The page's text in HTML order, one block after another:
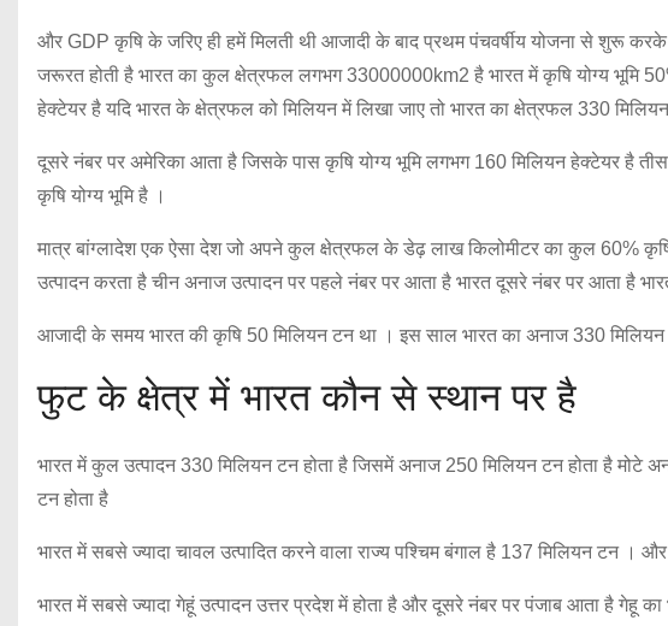
और GDP कृषि के जरिए ही हमें मिलती थी आजादी के बाद प्रथम पंचवर्षीय योजना से शुरू
जरूरत होती है भारत का कुल क्षेत्रफल लगभग 33000000km2 है भारत में कृषि योग्य भूमि
हेक्टेयर है यदि भारत के क्षेत्रफल को मिलियन में लिखा जाए तो भारत का क्षेत्रफल 330
दूसरे नंबर पर अमेरिका आता है जिसके पास कृषि योग्य भूमि लगभग 160 मिलियन हेक्टेयर है
कृषि योग्य भूमि है ।
मात्र बांग्लादेश एक ऐसा देश जो अपने कुल क्षेत्रफल के डेढ़ लाख किलोमीटर का कुल 60% कृषि
उत्पादन करता है चीन अनाज उत्पादन पर पहले नंबर पर आता है भारत दूसरे नंबर पर आता है
आजादी के समय भारत की कृषि 50 मिलियन टन था । इस साल भारत का अनाज 330
फुट के क्षेत्र में भारत कौन से स्थान पर है
भारत में कुल उत्पादन 330 मिलियन टन होता है जिसमें अनाज 250 मिलियन टन होता है मोटे
टन होता है
भारत में सबसे ज्यादा चावल उत्पादित करने वाला राज्य पश्चिम बंगाल है 137 मिलियन टन
भारत में सबसे ज्यादा गेहूं उत्पादन उत्तर प्रदेश में होता है और दूसरे नंबर पर पंजाब आता है गेहू